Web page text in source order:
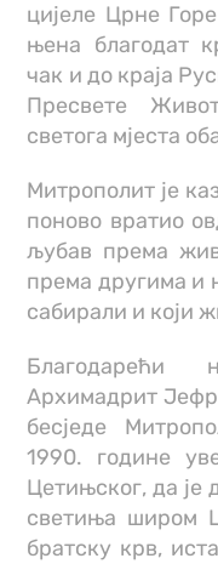
цијеле Црне
њена благодат
чак и до краја
Пресвете
светога мјеста
Митрополит је
поново вратио
љубав према
према другима и
сабирали и који
Благодарећи
Архимадрит
бесједе
1990. године
Цетињског, да је
светиња широм
братску крв,